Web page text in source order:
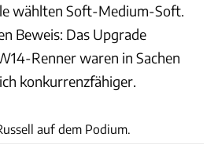
wählten Soft-Medium-Soft.
Beweis: Das Upgrade
Renner waren in Sachen
konkurrenzfähiger.
auf dem Podium.